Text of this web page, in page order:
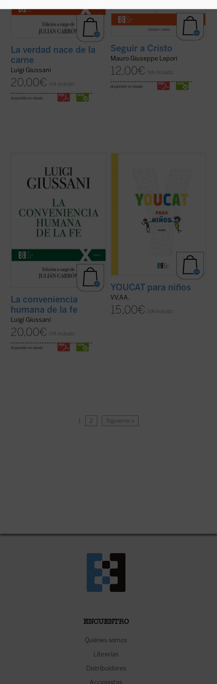
La verdad nace de la
carne
Luigi Giussani
20,00€ IVA incluido
disponible en ebook:
Seguir a Cristo
Mauro Giuseppe Lepori
12,00€ IVA incluido
disponible en ebook:
de don Luigi Giussani en los Ejercicios
espirituales de la Fraternidad de Comunión
y Liberación celebrados entre 1985 y 1987
y los diálogos que éstas suscitaron.
La conveniencia
humana de la fe
Luigi Giussani
20,00€ IVA incluido
disponible en ebook:
YOUCAT para niños
VV.AA.
15,00€ IVA incluido
1 2 Siguiente »
ENCUENTRO
Quiénes somos
Librerías
Distribuidores
Accionistas